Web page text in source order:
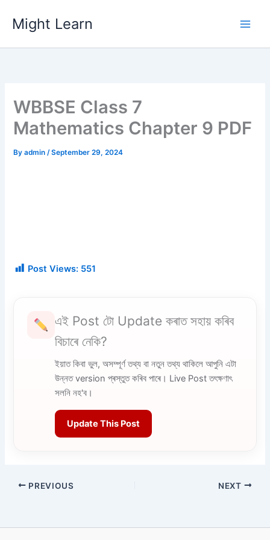
content
Might Learn
WBBSE Class 7
Mathematics Chapter 9 PDF
Byadmin/September 29, 2024
Post Views: 551
এই Post টো Update কৰাত সহায় কৰিব
বিচাৰে নেকি?
ইয়াত কিবা ভুল, অসম্পূৰ্ণ তথ্য বা নতুন তথ্য থাকিলে আপুনি এটা
উন্নত version প্ৰস্তুত কৰিব পাৰে। Live Post তৎক্ষণাৎ
সলনি নহ'ব।
Update This Post
PREVIOUS NEXT